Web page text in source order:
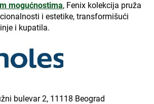
mogućnostima, Fenix kolekcija pruža
i estetike, transformišući
i kupatila.
bulevar 2, 11118 Beograd